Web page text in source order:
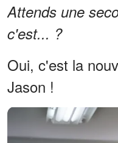
Attends une
c'est... ?
Oui, c'est la
Jason !